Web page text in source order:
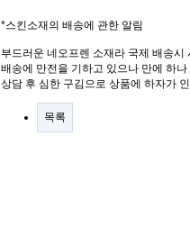
*스킨소재의 배송에 관한 알림
부드러운 네오프렌 소재라 국제 배송
배송에 만전을 기하고 있으나 만에 하
상담 후 심한 구김으로 상품에 하자가
목록